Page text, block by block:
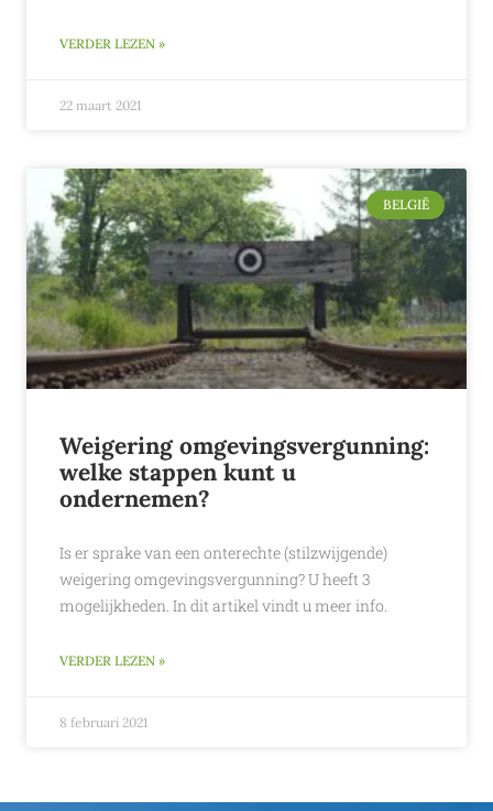
VERDER LEZEN »
22 maart 2021
BELGIË
Weigering omgevingsvergunning:
welke stappen kunt u
ondernemen?
Is er sprake van een onterechte (stilzwijgende)
weigering omgevingsvergunning? U heeft 3
mogelijkheden. In dit artikel vindt u meer info.
VERDER LEZEN »
8 februari 2021